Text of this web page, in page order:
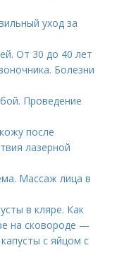
уход за
От 30 до 40 лет
Болезни
Проведение
после
лазерной
Массаж лица в
в кляре. Как
на сковороде —
с яйцом с